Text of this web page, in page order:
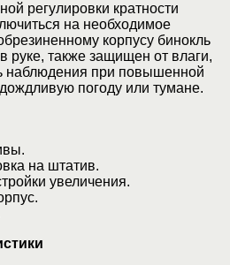
регулировки кратности
на необходимое
корпусу бинокль
руке, также защищен от влаги,
наблюдения при повышенной
погоду или тумане.
на штатив.
увеличения.